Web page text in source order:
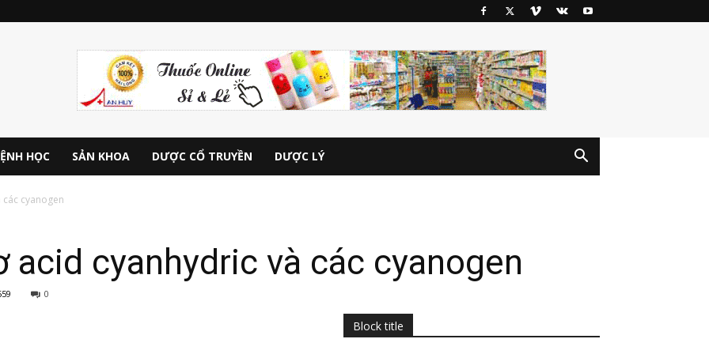
HỌC SẢN KHOA DƯỢC CỔ TRUYỀN DƯỢC LÝ
cyanogen
acid cyanhydric và các cyanogen
0
Block title